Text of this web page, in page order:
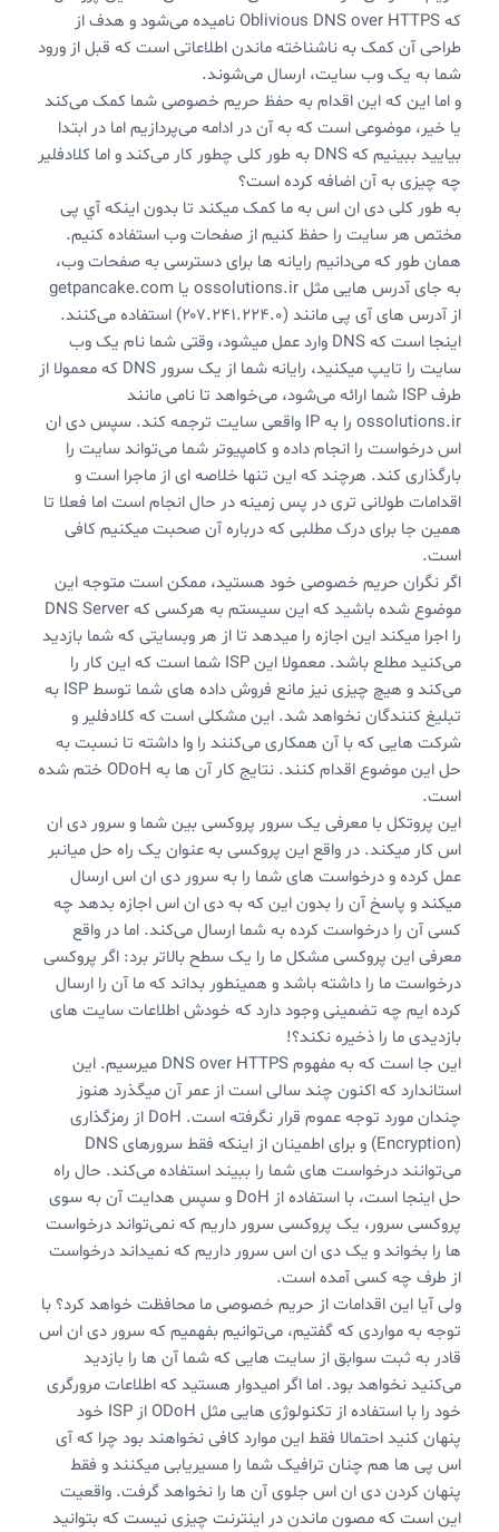
که Oblivious DNS over HTTPS‌ نامیده می‌شود و هدف از
طراحی آن کمک به ناشناخته ماندن اطلاعاتی است که قبل از ورود
شما به یک وب سایت، ارسال می‌شوند.
و اما این که این اقدام به حفظ حریم خصوصی شما کمک می‌کند
یا خیر، موضوعی است که به آن در ادامه می‌پردازیم اما در ابتدا
بیایید ببینیم که DNS به طور کلی چطور کار می‌کند و اما کلادفلیر
چه چیزی به آن اضافه کرده است؟
به طور کلی دی ان اس به ما کمک میکند تا بدون اینکه آي پی
مختص هر سایت را حفظ کنیم از صفحات وب استفاده کنیم.
همان طور که می‌دانیم رایانه ها برای دسترسی به صفحات وب،
به جای آدرس هایی مثل ossolutions.ir یا getpancake.com
از آدرس های آی پی مانند (۲۰۷.۲۴۱.۲۲۴.۰) استفاده می‌کنند.
اینجا است که DNS‌ وارد عمل میشود، وقتی شما نام یک وب
سایت را تایپ میکنید، رایانه شما از یک سرور DNS که معمولا از
طرف ISP شما ارائه می‌شود، می‌خواهد تا نامی مانند
ossolutions.ir‌ را به IP‌ واقعی سایت ترجمه کند. سپس دی ان
اس درخواست را انجام داده و کامپیوتر شما می‌تواند سایت را
بارگذاری کند. هرچند که این تنها خلاصه ای از ماجرا است و
اقدامات طولانی تری در پس زمینه در حال انجام است اما فعلا تا
همین جا برای درک مطلبی که درباره آن صحبت میکنیم کافی
است.
اگر نگران حریم خصوصی خود هستید، ممکن است متوجه این
موضوع شده باشید که این سیستم به هرکسی که DNS Server
را اجرا میکند این اجازه را میدهد تا از هر وبسایتی که شما بازدید
می‌کنید مطلع باشد. معمولا این ISP‌ شما است که این کار را
می‌کند و هیچ چیزی نیز مانع فروش داده های شما توسط ISP به
تبلیغ کنندگان نخواهد شد. این مشکلی است که کلادفلیر و
شرکت هایی که با آن همکاری می‌کنند را وا داشته تا نسبت به
حل این موضوع اقدام کنند. نتایج کار آن ها به ODoH ختم شده
است.
این پروتکل با معرفی یک سرور پروکسی بین شما و سرور دی ان
اس کار میکند. در واقع این پروکسی به عنوان یک راه حل میانبر
عمل کرده و درخواست های شما را به سرور دی ان اس ارسال
میکند و پاسخ آن را بدون این که به دی ان اس اجازه بدهد چه
کسی آن را درخواست کرده به شما ارسال می‌کند. اما در واقع
معرفی این پروکسی مشکل ما را یک سطح بالاتر برد: اگر پروکسی
درخواست ما را داشته باشد و همینطور بداند که ما آن را ارسال
کرده ایم چه تضمینی وجود دارد که خودش اطلاعات سایت های
بازدیدی ما را ذخیره نکند؟!
این جا است که به مفهوم DNS over HTTPS میرسیم. این
استاندارد که اکنون چند سالی است از عمر آن میگذرد هنوز
چندان مورد توجه عموم قرار نگرفته است. DoH‌ از رمزگذاری
(Encryption) و برای اطمینان از اینکه فقط سرورهای DNS
می‌توانند درخواست های شما را ببیند استفاده می‌کند. حال راه
حل اینجا است، با استفاده از DoH و سپس هدایت آن به سوی
پروکسی سرور، یک پروکسی سرور داریم که نمی‌تواند درخواست
ها را بخواند و یک دی ان اس سرور داریم که نمیداند درخواست
از طرف چه کسی آمده است.
ولی آيا این اقدامات از حریم خصوصی ما محافظت خواهد کرد؟ با
توجه به مواردی که گفتیم، می‌توانیم بفهمیم که سرور دی ان اس
قادر به ثبت سوابق از سایت هایی که شما آن ها را بازدید
می‌کنید نخواهد بود. اما اگر امیدوار هستید که اطلاعات مرورگری
خود را با استفاده از تکنولوژی هایی مثل ODoH از ISP خود
پنهان کنید احتمالا فقط این موارد کافی نخواهند بود چرا که آی
اس پی ها هم چنان ترافیک شما را مسیریابی میکنند و فقط
پنهان کردن دی ان اس جلوی آن ها را نخواهد گرفت. واقعیت
این است که مصون ماندن در اینترنت چیزی نیست که بتوانید